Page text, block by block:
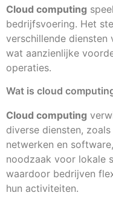
Cloud computing
bedrijfsvoering. Het
verschillende diensten
wat aanzienlijke
operaties.
Wat is cloud
Cloud computing
diverse diensten,
netwerken en
noodzaak voor lokale
waardoor bedrijven
hun activiteiten.